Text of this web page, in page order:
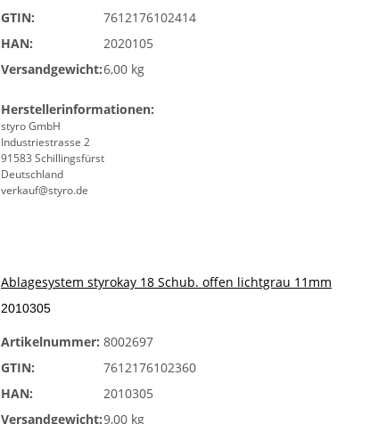
GTIN:
7612176102414
HAN:
2020105
Versandgewicht:6,00 kg
Herstellerinformationen:
styro GmbH
Industriestrasse 2
91583 Schillingsfürst
Deutschland
verkauf@styro.de
Ablagesystem styrokay 18 Schub. offen lichtgrau 11mm
2010305
Artikelnummer: 8002697
GTIN:
7612176102360
HAN:
2010305
Versandgewicht:9,00 kg